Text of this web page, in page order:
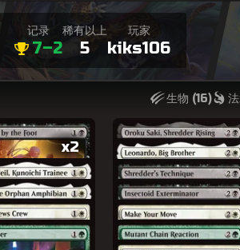
记录
7–2
稀有以上
5
玩家
kiks106
生物 (16)
x2